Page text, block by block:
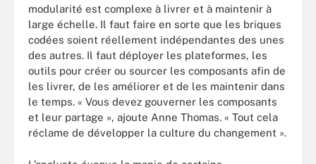
modularité est complexe à livrer et à maintenir à
large échelle. Il faut faire en sorte que les briques
codées soient réellement indépendantes des unes
des autres. Il faut déployer les plateformes, les
outils pour créer ou sourcer les composants afin de
les livrer, de les améliorer et de les maintenir dans
le temps. « Vous devez gouverner les composants
et leur partage », ajoute Anne Thomas. « Tout cela
réclame de développer la culture du changement ».